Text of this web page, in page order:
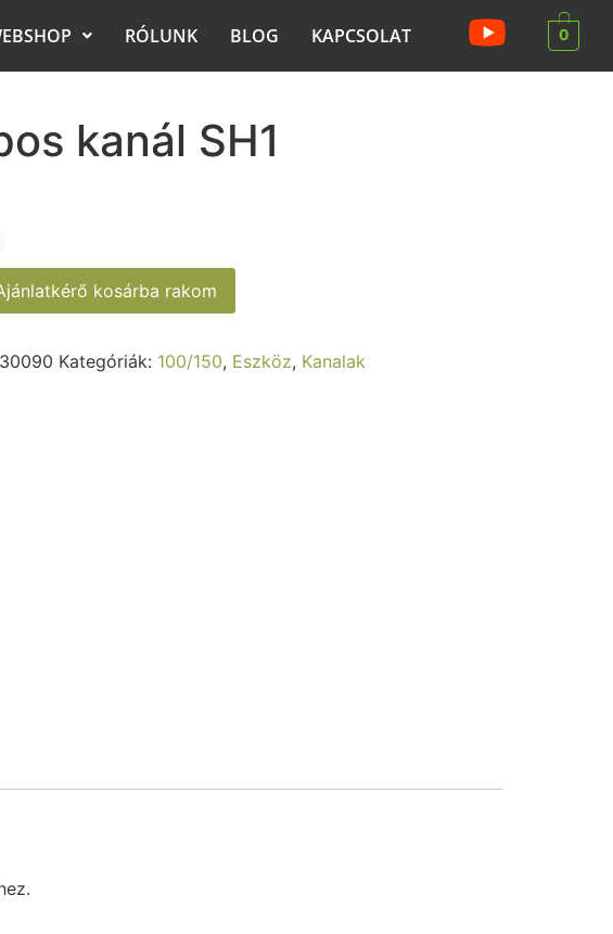
RÓLUNK BLOG KAPCSOLAT 0
kanál SH1
kosárba rakom
30090 Kategóriák: 100/150, Eszköz, Kanalak